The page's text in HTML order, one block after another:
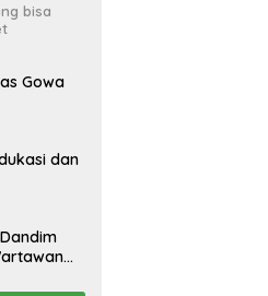
bisa
Gowa
dan